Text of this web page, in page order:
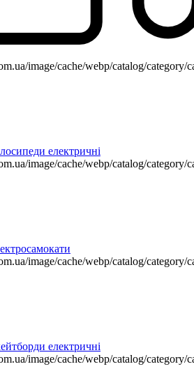
image/cache/webp/catalog/category/
електричні
image/cache/webp/catalog/category/
image/cache/webp/catalog/category/
електричні
image/cache/webp/catalog/category/